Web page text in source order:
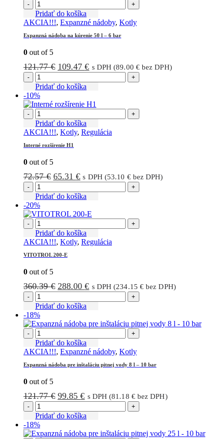
- +
Pridať do košíka
AKCIA!!!, Expanzné nádoby, Kotly
Expanzná nádoba na kúrenie 50 l – 6 bar
0 out of 5
121.77€ Pôvodná
bola:
109.47€Aktuálna
s DPH (89.00 €bez DPH)
- +
Pridať do košíka
-10%
- +
Pridať do košíka
AKCIA!!!, Kotly, Regulácia
Interné rozšírenie H1
0 out of 5
72.57€ Pôvodná
bola:
65.31€Aktuálna
je:
s DPH (53.10 €bez DPH)
- +
Pridať do košíka
-20%
- +
Pridať do košíka
AKCIA!!!, Kotly, Regulácia
VITOTROL 200-E
0 out of 5
360.39€ Pôvodná
bola:
288.00€Aktuálna
s DPH (234.15 € bez DPH)
- +
Pridať do košíka
-18%
- +
Pridať do košíka
AKCIA!!!, Expanzné nádoby, Kotly
Expanzná nádoba pre inštaláciu pitnej vody 8 l – 10 bar
0 out of 5
121.77€ Pôvodná
bola:
99.85€Aktuálna
je:
s DPH (81.18 €bez DPH)
- +
Pridať do košíka
-18%